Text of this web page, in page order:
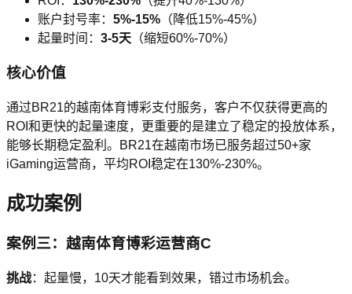
账户封号率： 5%-15% （降低15%-45%）
起量时间： 3-5天 （缩短60%-70%）
核心价值
通过BR21的越南体育博彩支付服务，客户不仅获得更高的
ROI和更快的起量速度，更重要的是建立了稳定的投放体系，
能够长期稳定盈利。BR21在越南市场已服务超过50+家
iGaming运营商，平均ROI稳定在130%-230%。
成功案例
案例三：越南体育博彩运营商C
挑战：起量慢，10天才能看到效果，错过市场机会。